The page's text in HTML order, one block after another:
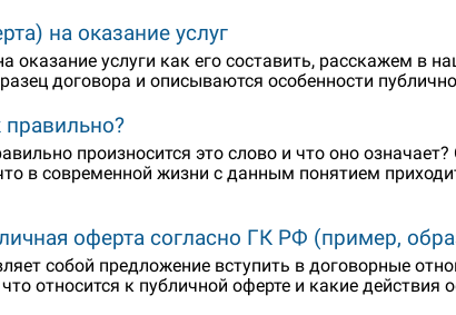
на оказание услуг
оказание услуги как его составить, расскажем в
договора и описываются особенности
произносится это слово и что оно
в современной жизни с данным понятием
оферта согласно ГК РФ (пример,
собой предложение вступить в договорные
относится к публичной оферте и какие действия